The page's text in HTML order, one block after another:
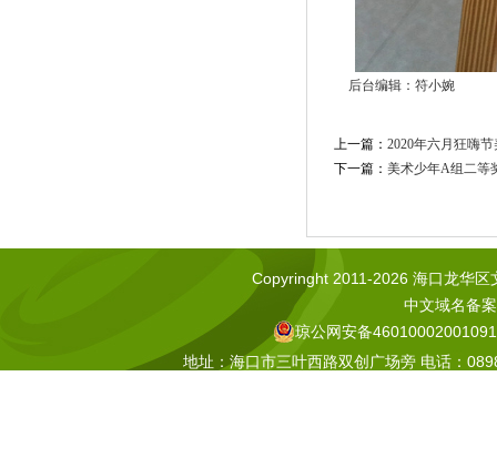
后台编辑：符小婉
上一篇： 2020年六月狂嗨
下一篇： 美术少年A组二等
Copyringht 2011-2026 海口龙华区
中文域名备
琼公网安备46010002001091
地址：海口市三叶西路双创广场旁 电话：